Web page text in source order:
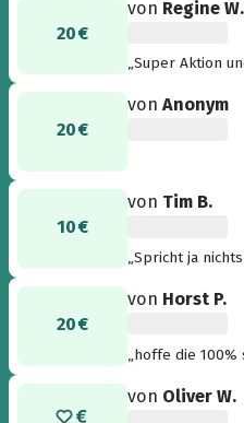
20 €
von Regine W.
„Super Aktion
20 €
vonAnonym
10 €
von Tim B.
„Spricht ja
20 €
von Horst P.
„hoffe die
von Oliver W.